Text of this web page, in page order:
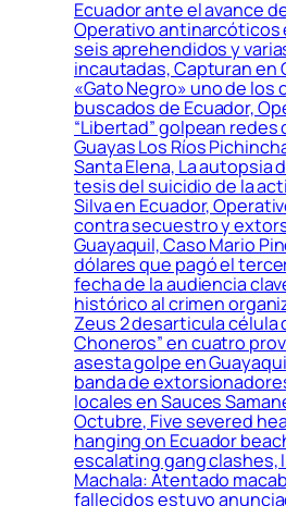
Ecuador ante el avance
Operativo antinarcóticos
seis aprehendidos y
incautadas, Capturan en
«Gato Negro» uno de los
buscados de Ecuador,
“Libertad” golpean
Guayas Los Ríos
Santa Elena, La autopsia
tesis del suicidio de la
Silva en Ecuador,
contra secuestro y
Guayaquil, Caso Mario
dólares que pagó el
fecha de la audiencia
histórico al crimen
Zeus 2 desarticula célula
Choneros” en cuatro
asesta golpe en
banda de
locales en Sauces
Octubre, Five severed
hanging on Ecuador
escalating gang clashes,
Machala: Atentado
fallecidos estuvo